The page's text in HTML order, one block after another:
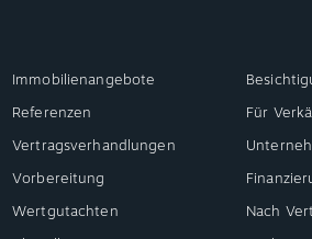
Immobilienangebote
Referenzen
Für
Vertragsverhandlungen
Vorbereitung
Wertgutachten
Nach